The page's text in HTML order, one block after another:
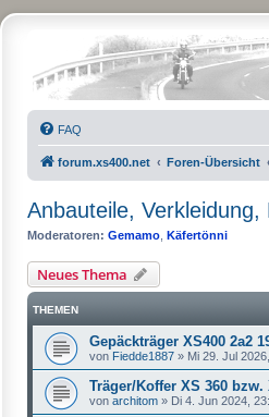
FAQ
forum.xs400.net Foren-Übersicht
Anbauteile, Verkleidung,
Moderatoren: Gemamo Käfertönni
Neues Thema
THEMEN
Gepäckträger XS400 2a2
von Fiedde1887 » Mi 29. Jul
Träger/Koffer XS 360 bzw.
von architom » Di 4. Jun 2024,